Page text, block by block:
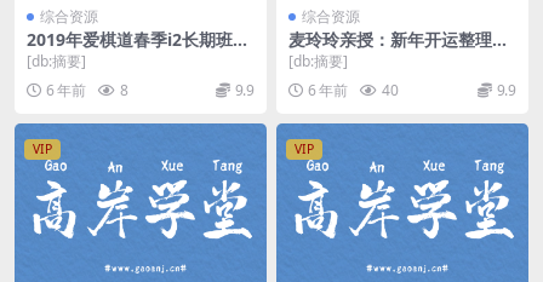
综合资源
2019年爱棋道春季i2长期班娜
娜老师（围棋36课时）（超清
视频）百度网盘
[db:摘要]
6 年前
8 9.9
综合资源
麦玲玲亲授：新年开运整理
术，人旺财旺桃花旺！（完
结）（千聊）百度网盘
[db:摘要]
6 年前
40 9.9
VIP VIP